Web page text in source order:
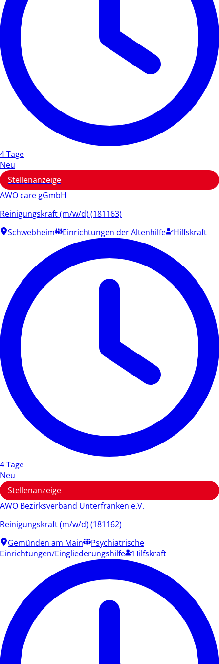
4 Tage
Neu
Stellenanzeige
AWO care gGmbH
Reinigungskraft (m/w/d) (181163)
Schwebheim
Einrichtungen der Altenhilfe Hilfskraft
4 Tage
Neu
Stellenanzeige
AWO Bezirksverband Unterfranken e.V.
Reinigungskraft (m/w/d) (181162)
Gemünden am Main
Psychiatrische
Einrichtungen/Eingliederungshilfe
Hilfskraft